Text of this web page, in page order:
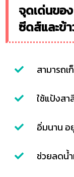
จุดเด่นขอ
ซีดส์และข้
สามารถเ
ใช้แป้งสา
อิ่มนาน
ช่วยลดน้